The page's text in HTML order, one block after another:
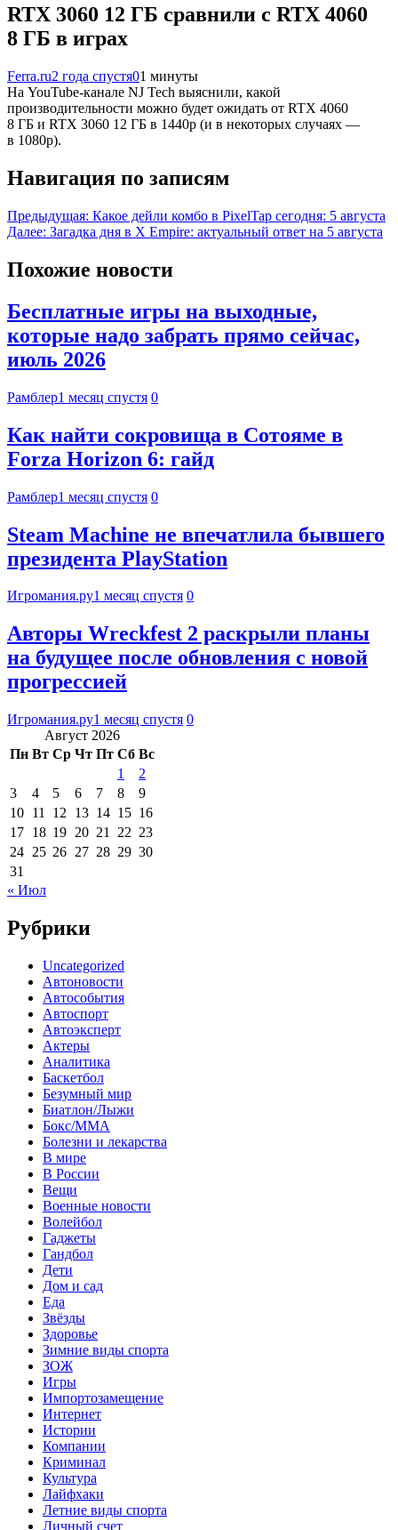
RTX 3060 12 ГБ сравнили с RTX 4060
8 ГБ в играх
Ferra.ru2 года спустя01 минуты
На YouTube-канале NJ Tech выяснили, какой
производительности можно будет ожидать от RTX 4060
8 ГБ и RTX 3060 12 ГБ в 1440p (и в некоторых случаях —
в 1080p).
Навигация по записям
Предыдущая: Какое дейли комбо в PixelTap сегодня: 5 августа
Далее: Загадка дня в X Empire: актуальный ответ на 5 августа
Похожие новости
Бесплатные игры на выходные,
которые надо забрать прямо сейчас,
июль 2026
Рамблер1 месяц спустя 0
Как найти сокровища в Сотояме в
Forza Horizon 6: гайд
Рамблер1 месяц спустя 0
Steam Machine не впечатлила бывшего
президента PlayStation
Игромания.ру1 месяц спустя 0
Авторы Wreckfest 2 раскрыли планы
на будущее после обновления с новой
прогрессией
Игромания.ру1 месяц спустя 0
Август 2026
Пн Вт Ср Чт Пт Сб Вс
1
2
3
4 5 6 7 8
9
10 11 12 13 14 15 16
17 18 19 20 21 22 23
24 25 26 27 28 29 30
31
« Июл
Рубрики
Uncategorized
Автоновости
Автособытия
Автоспорт
Автоэксперт
Актеры
Аналитика
Баскетбол
Безумный мир
Биатлон/Лыжи
Бокс/MMA
Болезни и лекарства
В мире
В России
Вещи
Военные новости
Волейбол
Гаджеты
Гандбол
Дети
Дом и сад
Еда
Звёзды
Здоровье
Зимние виды спорта
ЗОЖ
Игры
Импортозамещение
Интернет
Истории
Компании
Криминал
Культура
Лайфхаки
Летние виды спорта
Личный счет